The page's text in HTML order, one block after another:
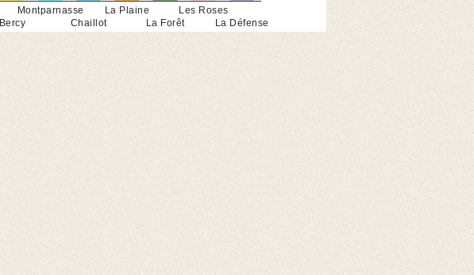
Bercy
Montparnasse
Chaillot
La Plaine
La Forêt
Les Roses
La Défense